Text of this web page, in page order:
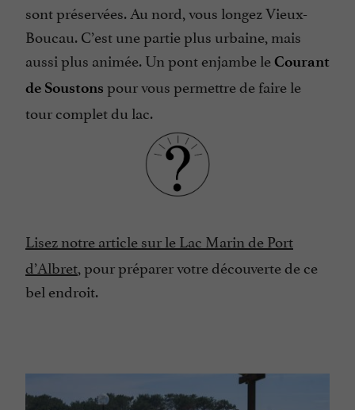
sont préservées. Au nord, vous longez Vieux-
Boucau. C’est une partie plus urbaine, mais
aussi plus animée. Un pont enjambe leCourant
de Soustons pour vous permettre de faire le
tour complet du lac.
Lisez notre article sur le Lac Marin de Port
d’Albret, pour préparer votre découverte de ce
bel endroit.